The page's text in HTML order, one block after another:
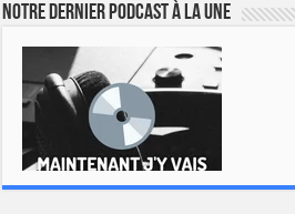
Notre dernier podcast à la une